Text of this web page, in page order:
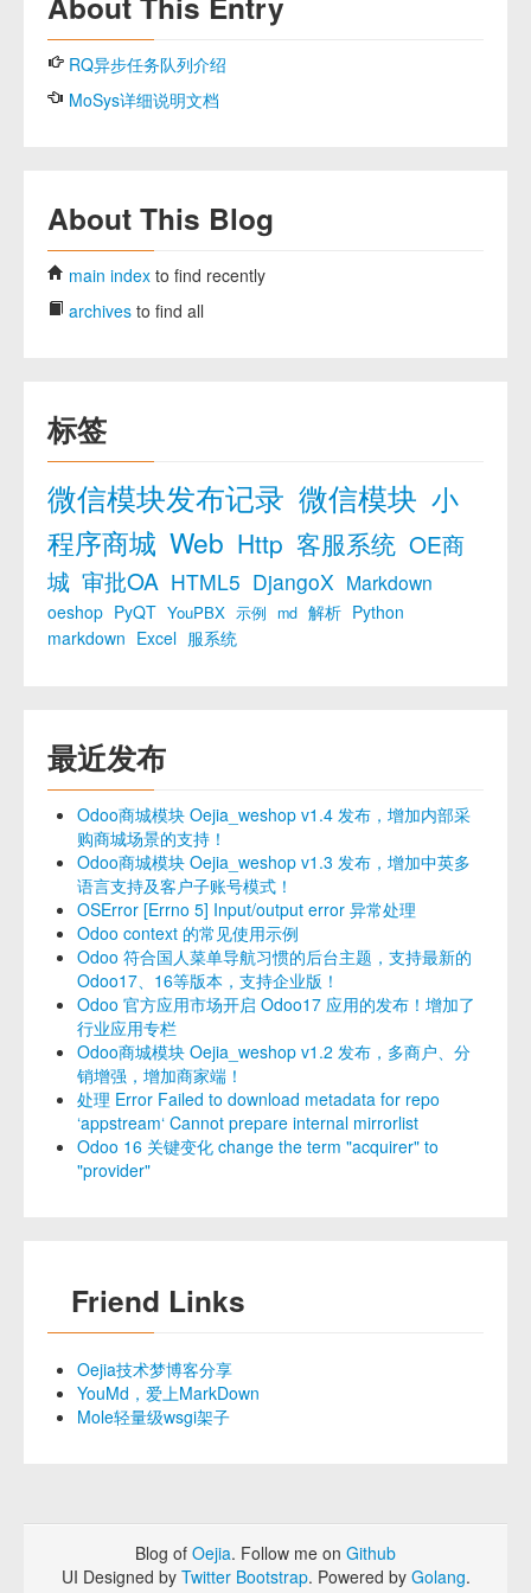
RQ异步任务队列介绍
MoSys详细说明文档
About This Blog
main index to find recently
archives to find all
标签
微信模块发布记录 微信模块 小
程序商城 Web Http 客服系统 OE商
城 审批OA HTML5 DjangoX Markdown
oeshop PyQT YouPBX 示例 md 解析 Python
markdown Excel 服系统
最近发布
Odoo商城模块 Oejia_weshop v1.4 发布，增加内部采
购商城场景的支持！
Odoo商城模块 Oejia_weshop v1.3 发布，增加中英多
语言支持及客户子账号模式！
OSError [Errno 5] Input/output error 异常处理
Odoo context 的常见使用示例
Odoo 符合国人菜单导航习惯的后台主题，支持最新的
Odoo17、16等版本，支持企业版！
Odoo 官方应用市场开启 Odoo17 应用的发布！增加了
行业应用专栏
Odoo商城模块 Oejia_weshop v1.2 发布，多商户、分
销增强，增加商家端！
处理 Error Failed to download metadata for repo
‘appstream‘ Cannot prepare internal mirrorlist
Odoo 16 关键变化 change the term "acquirer" to
"provider"
Friend Links
Oejia技术梦博客分享
YouMd，爱上MarkDown
Mole轻量级wsgi架子
Blog of Oejia. Follow me on Github
UI Designed by Twitter Bootstrap. Powered by Golang.